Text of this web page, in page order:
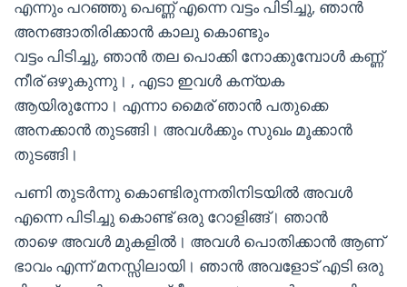
എന്നും പറഞ്ഞു പെണ്ണ് എന്നെ വട്ടം പിടിച്ചു, ഞാൻ
അനങ്ങാതിരിക്കാൻ കാലു കൊണ്ടും
വട്ടം പിടിച്ചു, ഞാൻ തല പൊക്കി നോക്കുമ്പോൾ കണ്ണ്
നീര് ഒഴുകുന്നു। , എടാ ഇവൾ കന്യക
ആയിരുന്നോ। എന്നാ മൈര് ഞാൻ പതുക്കെ
അനക്കാൻ തുടങ്ങി। അവൾക്കും സുഖം മൂക്കാൻ
തുടങ്ങി।
പണി തുടർന്നു കൊണ്ടിരുന്നതിനിടയിൽ അവൾ
എന്നെ പിടിച്ചു കൊണ്ട് ഒരു റോളിങ്ങ്। ഞാൻ
താഴെ അവൾ മുകളിൽ। അവൾ പൊതിക്കാൻ ആണ്
ഭാവം എന്ന് മനസ്സിലായി। ഞാൻ അവളോട് എടി ഒരു